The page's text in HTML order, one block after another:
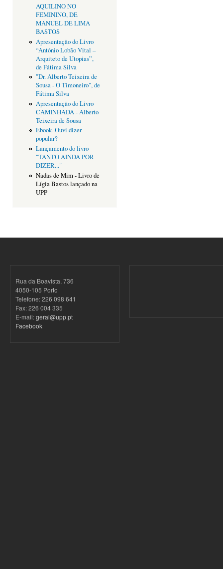
AQUILINO NO
FEMININO, DE
MANUEL DE LIMA
BASTOS
Apresentação do Livro
“António Lobão Vital –
Arquiteto de Utopias”,
de Fátima Silva
"Dr. Alberto Teixeira de
Sousa - O Timoneiro", de
Fátima Silva
Apresentação do Livro
CAMINHADA - Alberto
Teixeira de Sousa
Ebook- Ouvi dizer
popular?
Lançamento do livro
"TANTO AINDA POR
DIZER..."
Nadas de Mim - Livro de
Lígia Bastos lançado na
UPP
Rua da Boavista, 736
4050-105 Porto
Telefone: 226 098 641
Fax: 226 004 335
E-mail:geral@upp.pt
Facebook